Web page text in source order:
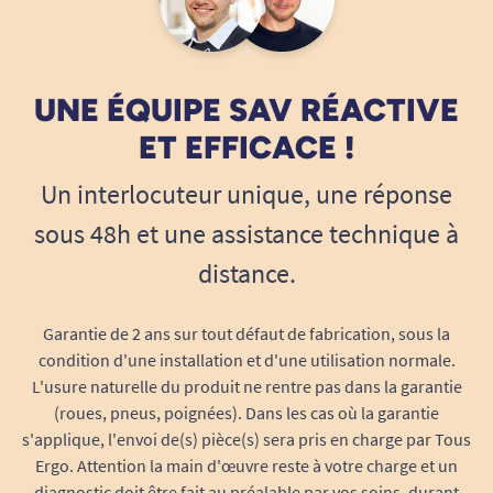
qualité et l’ajustement de la gamme
avant tout achat en quantité.
Valider le confort et la bonne adaptation à
votre morphologie ou celle de la personne
Vérifier l’absorption et l’efficacité nocturne
du change selon l’intensité de
l’incontinence.
discrétion, pour faire le meilleur choix
possible.
En cas de satisfaction, il est ensuite facile de
commander le produit en version pack classique
sur notre site (en savoir plus).
UNE ÉQUIPE SAV RÉACTIVE
ET EFFICACE !
Un interlocuteur unique, une réponse
sous 48h et une assistance technique à
distance.
Garantie de 2 ans sur tout défaut de fabrication, sous la
condition d'une installation et d'une utilisation normale.
L'usure naturelle du produit ne rentre pas dans la garantie
(roues, pneus, poignées). Dans les cas où la garantie
s'applique, l'envoi de(s) pièce(s) sera pris en charge par Tous
Ergo. Attention la main d'œuvre reste à votre charge et un